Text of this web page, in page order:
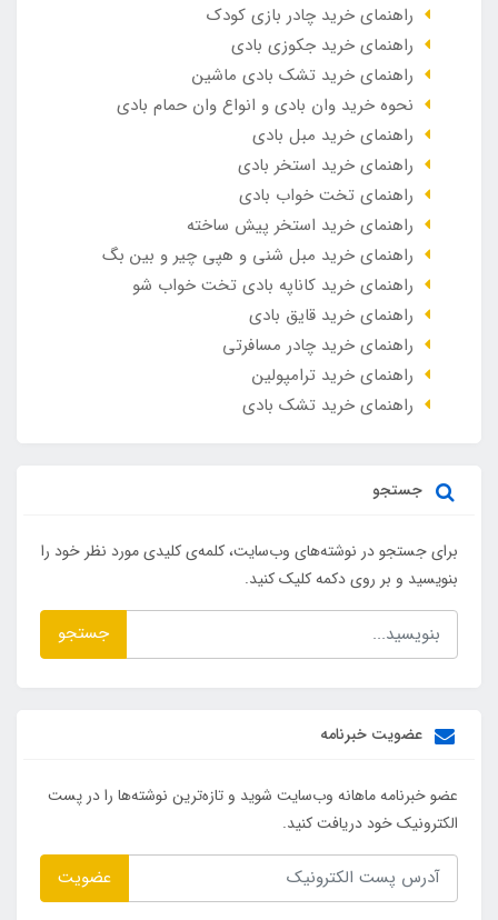
راهنمای خرید چادر بازی کودک
راهنمای خرید جکوزی بادی
راهنمای خرید تشک بادی ماشین
نحوه خرید وان بادی و انواع وان حمام بادی
راهنمای خرید مبل بادی
راهنمای خرید استخر بادی
راهنمای تخت خواب بادی
راهنمای خرید استخر پیش ساخته
راهنمای خرید مبل شنی و هپی چیر و بین بگ
راهنمای خرید کاناپه بادی تخت خواب شو
راهنمای خرید قایق بادی
راهنمای خرید چادر مسافرتی
راهنمای خرید ترامپولین
راهنمای خرید تشک بادی
جستجو
برای جستجو در نوشته‌های وب‌سایت، کلمه‌ی کلیدی مورد نظر خود را
بنویسید و بر روی دکمه کلیک کنید.
جستجو
عضویت خبرنامه
عضو خبرنامه ماهانه وب‌سایت شوید و تازه‌ترین نوشته‌ها را در پست
الکترونیک خود دریافت کنید.
عضویت